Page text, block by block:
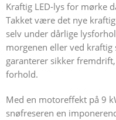
Kraftig LED-lys for mørke
Takket være det nye
selv under dårlige
morgenen eller ved
garanterer sikker
forhold.
Med en motoreffekt på 9
snøfreseren en